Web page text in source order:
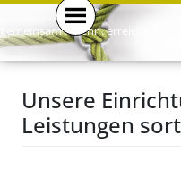
gemeinsam . mehr . erreichen .
Unsere
Leistungen